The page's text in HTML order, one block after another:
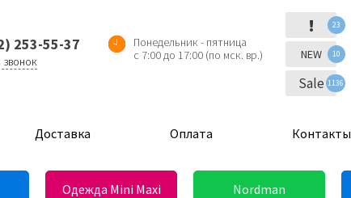
253-55-37
звонок
Понедельник - пятница
с 7:00 до 17:00 (по мск. вр.)
! 23
NEW 10
Sale 1136
Доставка Оплата Контакты
Одежда Mini Maxi Nordman